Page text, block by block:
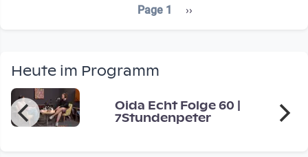
Seitennummerierung
Page 1 Next page
››
Heute im Programm
Oida Echt Folge 60 |
7Stundenpeter